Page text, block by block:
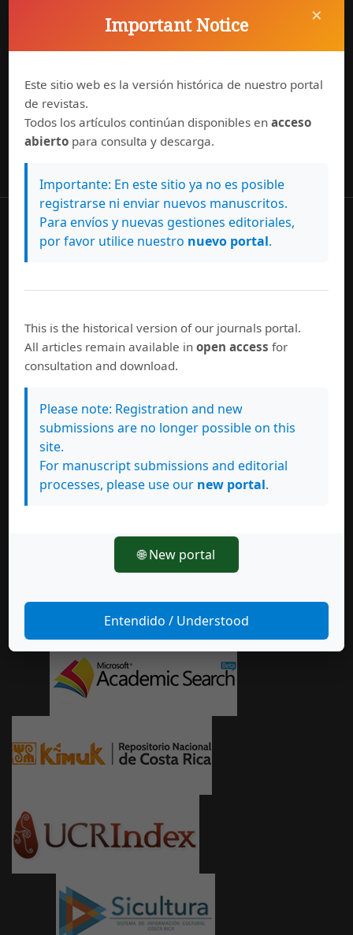
Para lectores/as
Para autores/as
Para bibliotecarios/as
Revista de Lenguas Modernas
firmó la declaración
DORA
LaRevista de Lenguas Modernas
×
Important Notice
Este sitio web es la versión histórica de nuestro portal
de revistas.
Todos los artículos continúan disponibles enacceso
abierto para consulta y descarga.
Importante: En este sitio ya no es posible
registrarse ni enviar nuevos manuscritos.
Para envíos y nuevas gestiones editoriales,
por favor utilice nuestro nuevo portal.
This is the historical version of our journals portal.
All articles remain available inopen access for
consultation and download.
Please note: Registration and new
submissions are no longer possible on this
site.
For manuscript submissions and editorial
processes, please use our new portal.
🌐 New portal
Entendido / Understood